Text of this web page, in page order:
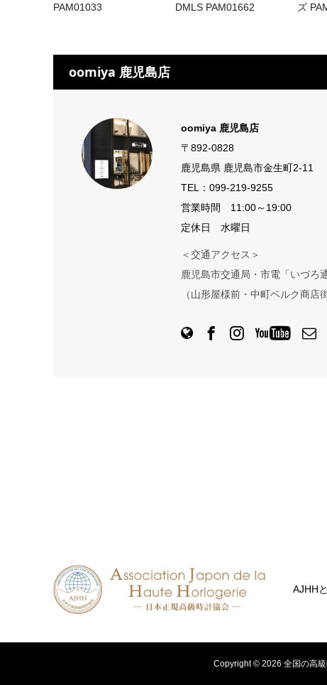
PAM01033
DMLS PAM01662
ズ
oomiya 鹿児島店
oomiya 鹿児島店
〒892-0828
鹿児島県 鹿児島市金生町2-11
TEL： 099-219-9255
営業時間 11:00～19:00
定休日 水曜日
＜交通アクセス＞
鹿児島市交通局・市電「いづろ
（山形屋様前・中町ベルク商店
AJHH
Copyright © 2026 全国の高